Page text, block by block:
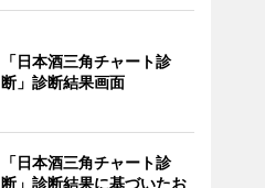
「日本酒三角チャート診
断」診断結果画面
「日本酒三角チャート診
断」診断結果に基づいたお